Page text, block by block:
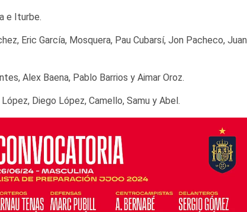
e Iturbe.
Eric García, Mosquera, Pau Cubarsí, Jon Pacheco, Juan
Alex Baena, Pablo Barrios y Aimar Oroz.
Diego López, Camello, Samu y Abel.